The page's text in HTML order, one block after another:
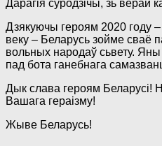
Дарагія суродзічы, зь
Дзякуючы героям 2020 году
веку – Беларусь зойме сваё
вольных народаў сьвету.
пад бота ганебнага
Дык слава героям Беларусі!
Вашага гераізму!
Жыве Беларусь!